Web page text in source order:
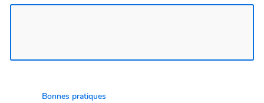
Bonnes pratiques